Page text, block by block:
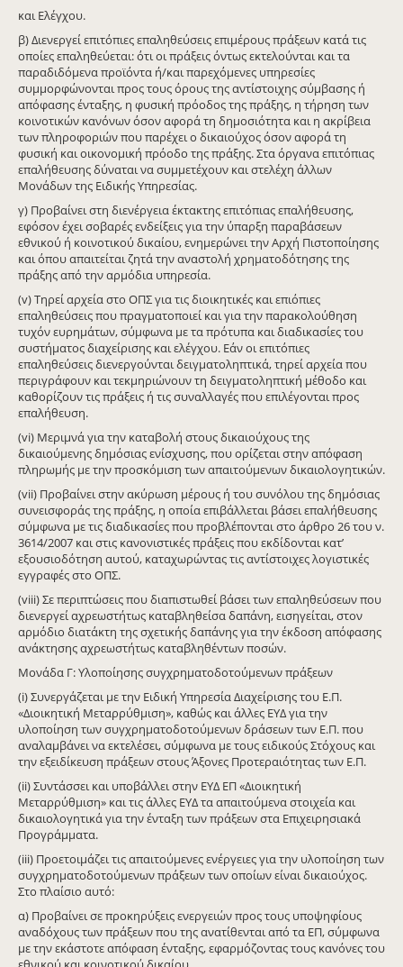
και Ελέγχου.
β) Διενεργεί επιτόπιες επαληθεύσεις επιμέρους πράξεων κατά τις
οποίες επαληθεύεται: ότι οι πράξεις όντως εκτελούνται και τα
παραδιδόμενα προϊόντα ή/και παρεχόμενες υπηρεσίες
συμμορφώνονται προς τους όρους της αντίστοιχης σύμβασης ή
απόφασης ένταξης, η φυσική πρόοδος της πράξης, η τήρηση των
κοινοτικών κανόνων όσον αφορά τη δημοσιότητα και η ακρίβεια
των πληροφοριών που παρέχει ο δικαιούχος όσον αφορά τη
φυσική και οικονομική πρόοδο της πράξης. Στα όργανα επιτόπιας
επαλήθευσης δύναται να συμμετέχουν και στελέχη άλλων
Μονάδων της Ειδικής Υπηρεσίας.
γ) Προβαίνει στη διενέργεια έκτακτης επιτόπιας επαλήθευσης,
εφόσον έχει σοβαρές ενδείξεις για την ύπαρξη παραβάσεων
εθνικού ή κοινοτικού δικαίου, ενημερώνει την Αρχή Πιστοποίησης
και όπου απαιτείται ζητά την αναστολή χρηματοδότησης της
πράξης από την αρμόδια υπηρεσία.
(v) Τηρεί αρχεία στο ΟΠΣ για τις διοικητικές και επιόπιες
επαληθεύσεις που πραγματοποιεί και για την παρακολούθηση
τυχόν ευρημάτων, σύμφωνα με τα πρότυπα και διαδικασίες του
συστήματος διαχείρισης και ελέγχου. Εάν οι επιτόπιες
επαληθεύσεις διενεργούνται δειγματοληπτικά, τηρεί αρχεία που
περιγράφουν και τεκμηριώνουν τη δειγματοληπτική μέθοδο και
καθορίζουν τις πράξεις ή τις συναλλαγές που επιλέγονται προς
επαλήθευση.
(vi) Μεριμνά για την καταβολή στους δικαιούχους της
δικαιούμενης δημόσιας ενίσχυσης, που ορίζεται στην απόφαση
πληρωμής με την προσκόμιση των απαιτούμενων δικαιολογητικών.
(vii) Προβαίνει στην ακύρωση μέρους ή του συνόλου της δημόσιας
συνεισφοράς της πράξης, η οποία επιβάλλεται βάσει επαλήθευσης
σύμφωνα με τις διαδικασίες που προβλέπονται στο άρθρο 26 του ν.
3614/2007 και στις κανονιστικές πράξεις που εκδίδονται κατ’
εξουσιοδότηση αυτού, καταχωρώντας τις αντίστοιχες λογιστικές
εγγραφές στο ΟΠΣ.
(viii) Σε περιπτώσεις που διαπιστωθεί βάσει των επαληθεύσεων που
διενεργεί αχρεωστήτως καταβληθείσα δαπάνη, εισηγείται, στον
αρμόδιο διατάκτη της σχετικής δαπάνης για την έκδοση απόφασης
ανάκτησης αχρεωστήτως καταβληθέντων ποσών.
Μονάδα Γ: Υλοποίησης συγχρηματοδοτούμενων πράξεων
(i) Συνεργάζεται με την Ειδική Υπηρεσία Διαχείρισης του Ε.Π.
«Διοικητική Μεταρρύθμιση», καθώς και άλλες ΕΥΔ για την
υλοποίηση των συγχρηματοδοτούμενων δράσεων των Ε.Π. που
αναλαμβάνει να εκτελέσει, σύμφωνα με τους ειδικούς Στόχους και
την εξειδίκευση πράξεων στους Άξονες Προτεραιότητας των Ε.Π.
(ii) Συντάσσει και υποβάλλει στην ΕΥΔ ΕΠ «Διοικητική
Μεταρρύθμιση» και τις άλλες ΕΥΔ τα απαιτούμενα στοιχεία και
δικαιολογητικά για την ένταξη των πράξεων στα Επιχειρησιακά
Προγράμματα.
(iii) Προετοιμάζει τις απαιτούμενες ενέργειες για την υλοποίηση των
συγχρηματοδοτούμενων πράξεων των οποίων είναι δικαιούχος.
Στο πλαίσιο αυτό:
α) Προβαίνει σε προκηρύξεις ενεργειών προς τους υποψηφίους
αναδόχους των πράξεων που της ανατίθενται από τα ΕΠ, σύμφωνα
με την εκάστοτε απόφαση ένταξης, εφαρμόζοντας τους κανόνες του